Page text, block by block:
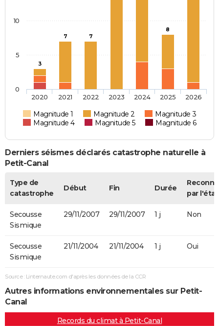
3
7 7
8
Magnitude 1 Magnitude 2
Magnitude 3
Magnitude 4
Magnitude 5 Magnitude 6
2020 2021 2022 2023 2024 2025 2026
0
5
10
Derniers séismes déclarés catastrophe naturelle à
Petit-Canal
Type de
catastrophe
Début Fin Durée
par l'état
Secousse
Sismique
29/11/2007 29/11/2007 1 j Non
Secousse
Sismique
21/11/2004 21/11/2004 1 j Oui
Source : Linternaute.com d'après les données de la CCR
Autres informations environnementales sur Petit-
Canal
Records du climat à Petit-Canal